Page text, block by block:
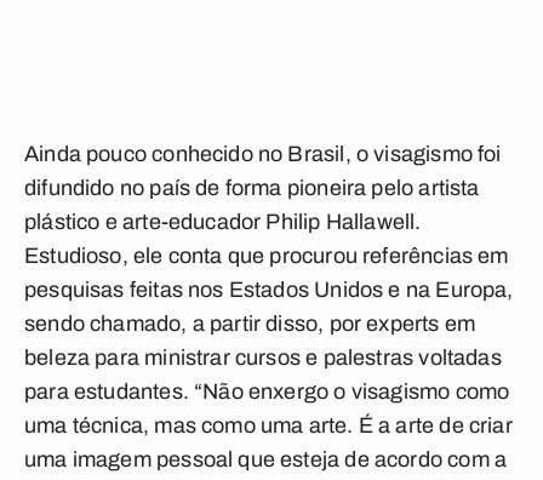
Ainda pouco conhecido no Brasil, o visagismo foi
difundido no país de forma pioneira pelo artista
plástico e arte-educador Philip Hallawell.
Estudioso, ele conta que procurou referências em
pesquisas feitas nos Estados Unidos e na Europa,
sendo chamado, a partir disso, por experts em
beleza para ministrar cursos e palestras voltadas
para estudantes. “Não enxergo o visagismo como
uma técnica, mas como uma arte. É a arte de criar
uma imagem pessoal que esteja de acordo com a